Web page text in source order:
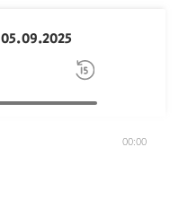
05.09.2025 | שומעים חיפושיות
00:00